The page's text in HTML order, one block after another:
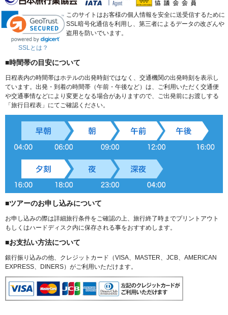
SSLとは？
このサイトはお客様の個人情報を安全に送受信するために
SSL暗号化通信を利用し、第三者によるデータの改ざんや
盗用を防いでいます。
■時間帯の目安について
日程表内の時間帯はホテルの出発時刻ではなく、交通機関の出発時刻を表示し
ています。出発・到着の時間帯（午前・午後など）は、ご利用いただく交通便
や交通事情などにより変更となる場合がありますので、ご出発前にお渡しする
「旅行日程表」にてご確認ください。
■ツアーのお申し込みについて
お申し込みの際は詳細旅行条件をご確認の上、旅行終了時までプリントアウト
もしくはハードディスク内に保存される事をおすすめします。
■お支払い方法について
銀行振り込みの他、クレジットカード（VISA、MASTER、JCB、AMERICAN
EXPRESS、DINERS）がご利用いただけます。